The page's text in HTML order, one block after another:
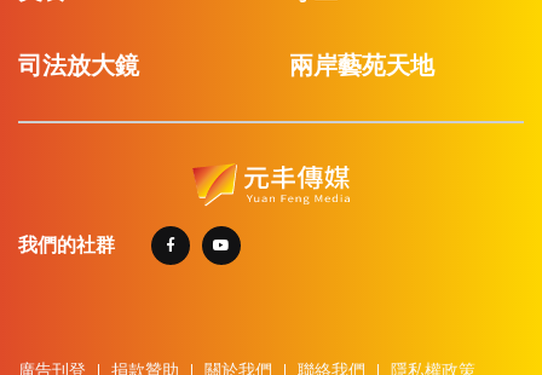
司法放大鏡 兩岸藝苑天地
我們的社群
廣告刊登 捐款贊助 關於我們 聯絡我們 隱私權政策